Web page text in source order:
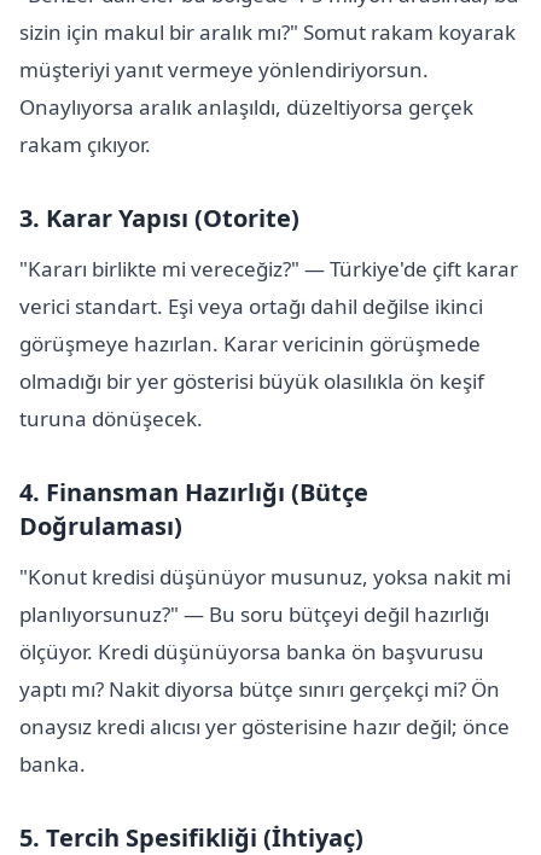
sizin için makul bir aralık mı?" Somut rakam koyarak
müşteriyi yanıt vermeye yönlendiriyorsun.
Onaylıyorsa aralık anlaşıldı, düzeltiyorsa gerçek
rakam çıkıyor.
3. Karar Yapısı (Otorite)
"Kararı birlikte mi vereceğiz?" — Türkiye'de çift karar
verici standart. Eşi veya ortağı dahil değilse ikinci
görüşmeye hazırlan. Karar vericinin görüşmede
olmadığı bir yer gösterisi büyük olasılıkla ön keşif
turuna dönüşecek.
4. Finansman Hazırlığı (Bütçe
Doğrulaması)
"Konut kredisi düşünüyor musunuz, yoksa nakit mi
planlıyorsunuz?" — Bu soru bütçeyi değil hazırlığı
ölçüyor. Kredi düşünüyorsa banka ön başvurusu
yaptı mı? Nakit diyorsa bütçe sınırı gerçekçi mi? Ön
onaysız kredi alıcısı yer gösterisine hazır değil; önce
banka.
5. Tercih Spesifikliği (İhtiyaç)